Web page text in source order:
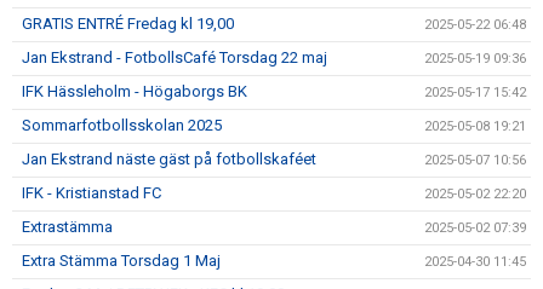
GRATIS ENTRÉ Fredag kl 19,00 2025-05-22 06:48
Jan Ekstrand - FotbollsCafé Torsdag 22 maj 2025-05-19 09:36
IFK Hässleholm - Högaborgs BK 2025-05-17 15:42
Sommarfotbollsskolan 2025 2025-05-08 19:21
Jan Ekstrand näste gäst på fotbollskaféet 2025-05-07 10:56
IFK - Kristianstad FC 2025-05-02 22:20
Extrastämma 2025-05-02 07:39
Extra Stämma Torsdag 1 Maj 2025-04-30 11:45